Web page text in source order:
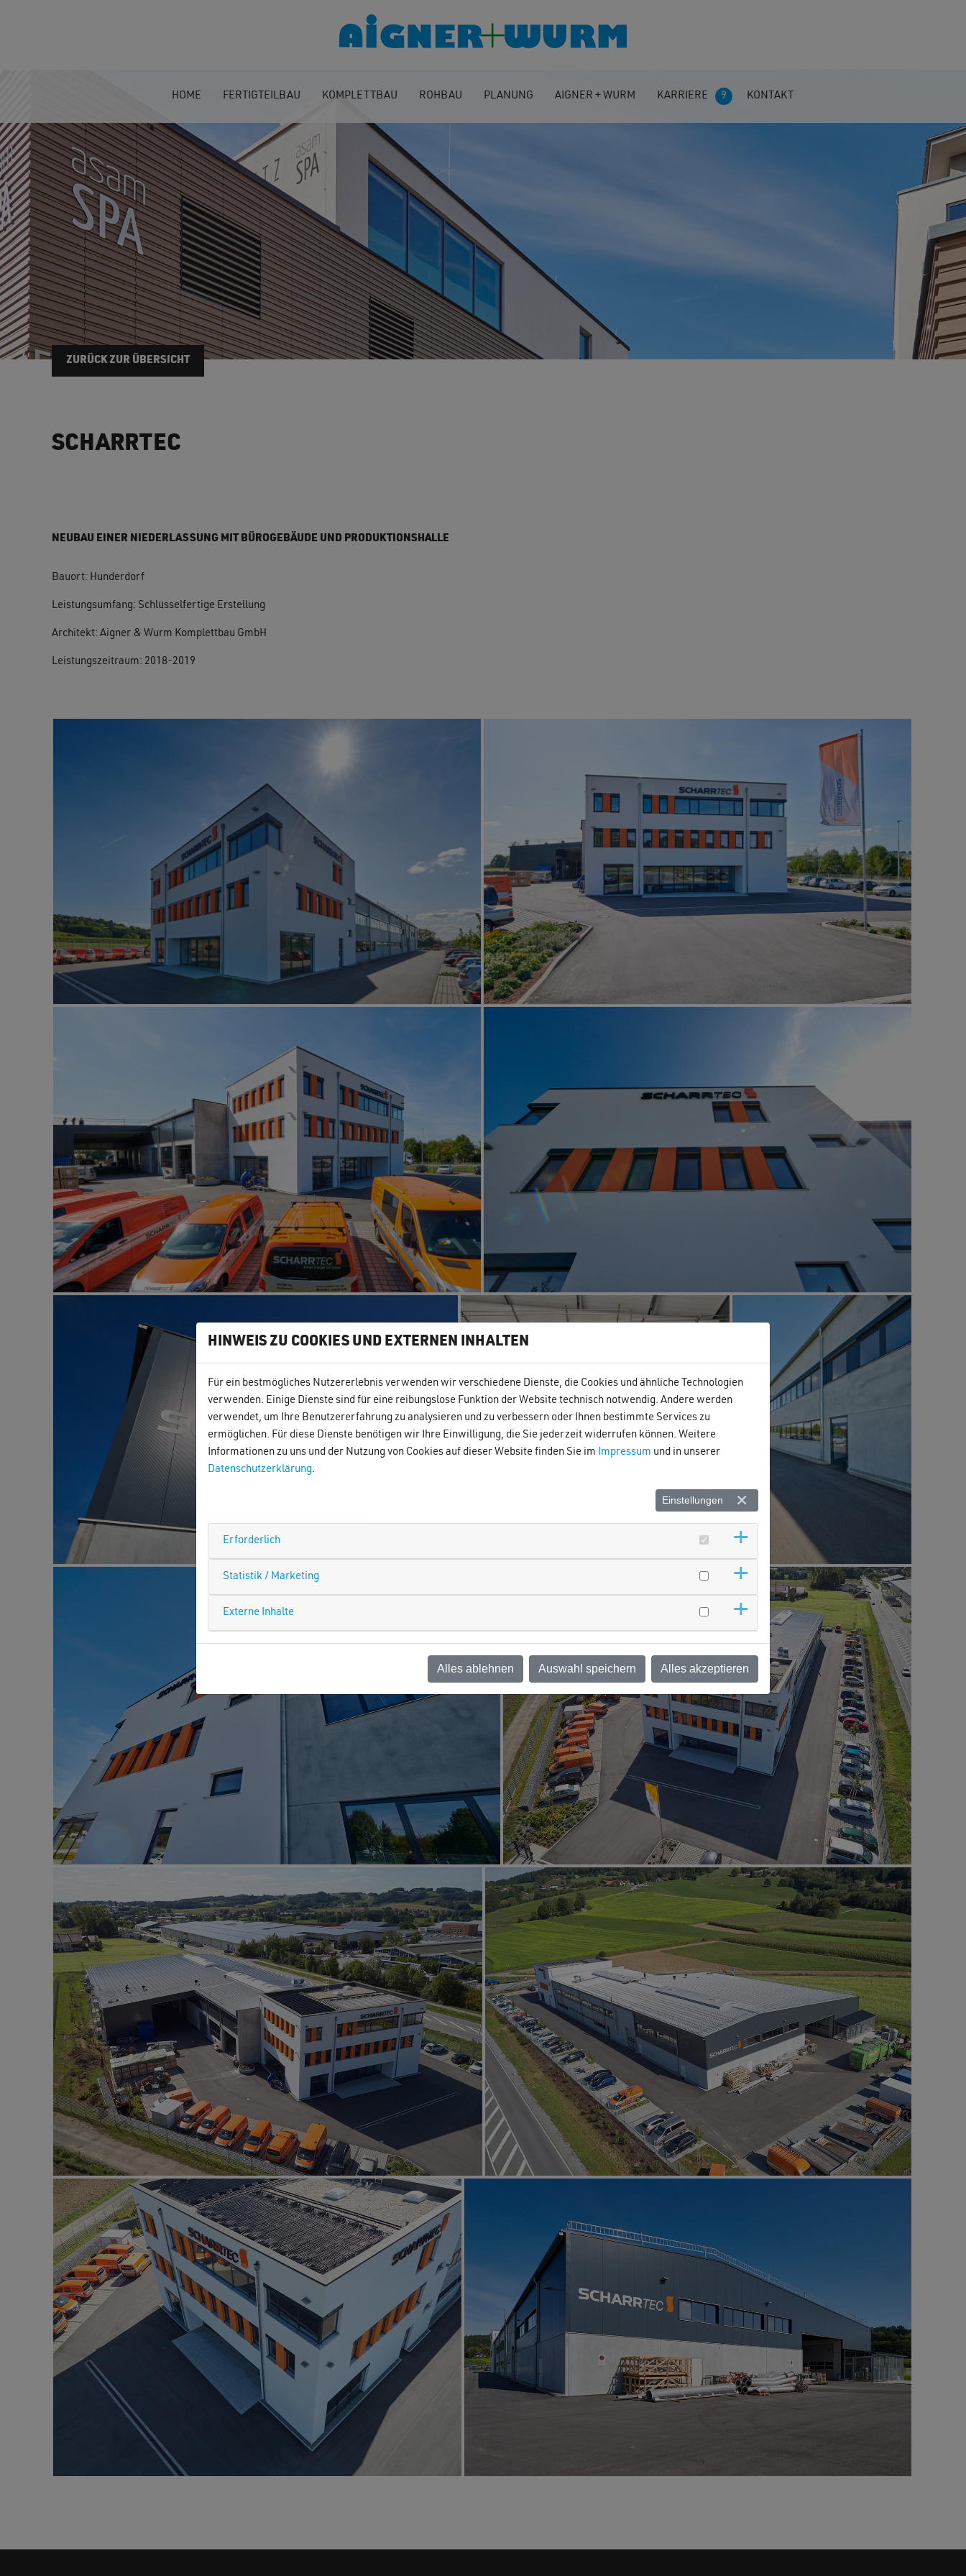
HOME FERTIGTEILBAU KOMPLETTBAU ROHBAU PLANUNG AIGNER + WURM KARRIERE 9 KONTAKT
ZURÜCK ZUR ÜBERSICHT
SCHARRTEC
NEUBAU EINER NIEDERLASSUNG MIT BÜROGEBÄUDE UND PRODUKTIONSHALLE
Bauort: Hunderdorf
Leistungsumfang: Schlüsselfertige Erstellung
Architekt: Aigner & Wurm Komplettbau GmbH
Leistungszeitraum: 2018-2019
HINWEIS ZU COOKIES UND EXTERNEN INHALTEN
Für ein bestmögliches Nutzererlebnis verwenden wir verschiedene Dienste, die Cookies und ähnliche Technologien
verwenden. Einige Dienste sind für eine reibungslose Funktion der Website technisch notwendig. Andere werden
verwendet, um Ihre Benutzererfahrung zu analysieren und zu verbessern oder Ihnen bestimmte Services zu
ermöglichen. Für diese Dienste benötigen wir Ihre Einwilligung, die Sie jederzeit widerrufen können. Weitere
Informationen zu uns und der Nutzung von Cookies auf dieser Website finden Sie im Impressum und in unserer
Datenschutzerklärung.
Einstellungen
Erforderlich
Statistik / Marketing
Externe Inhalte
Alles ablehnen Auswahl speichern Alles akzeptieren